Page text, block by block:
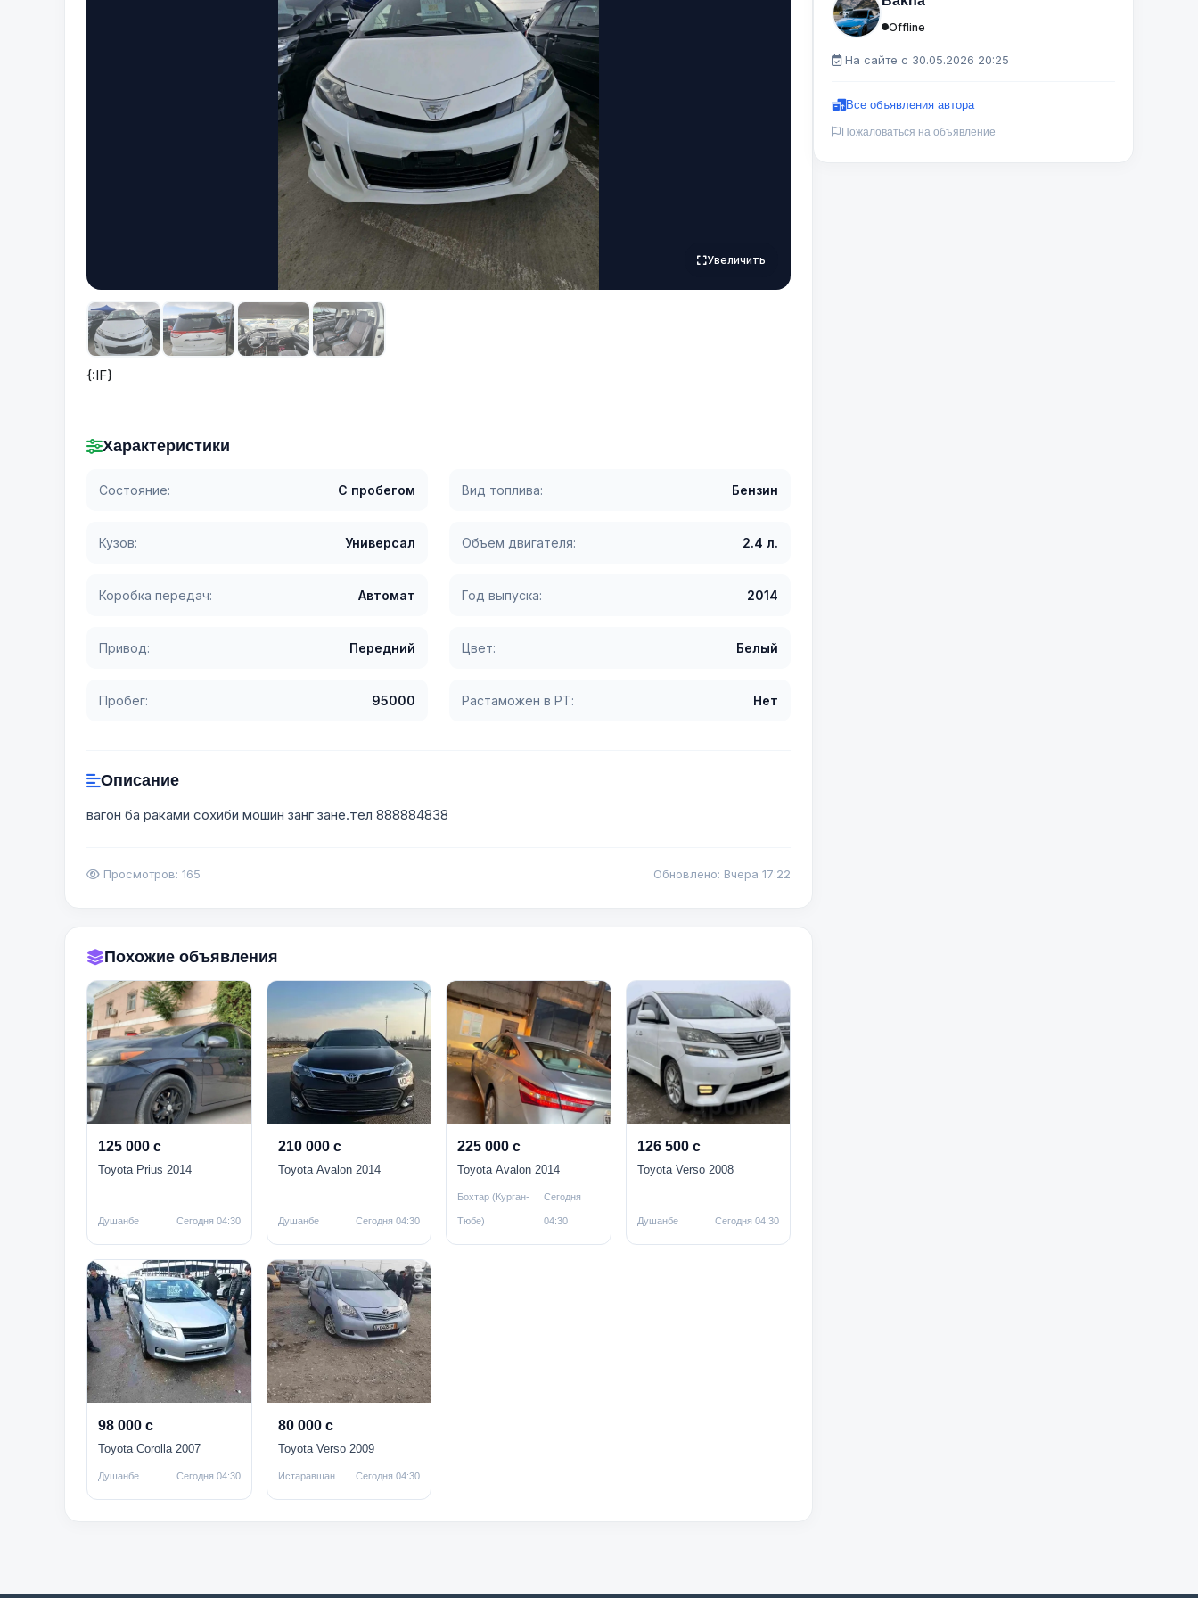
Увеличить
{:IF}
Характеристики
Состояние: С пробегом Вид топлива: Бензин
Кузов: Универсал Объем двигателя: 2.4 л.
Коробка передач: Автомат Год выпуска: 2014
Привод: Передний Цвет: Белый
Пробег: 95000 Растаможен в РТ: Нет
Описание
вагон ба раками сохиби мошин занг зане.тел 888884838
Просмотров: 165 Обновлено: Вчера 17:22
Похожие объявления
125 000 с
Toyota Prius 2014
Душанбе Сегодня 04:30
210 000 с
Toyota Avalon 2014
Душанбе Сегодня 04:30
225 000 с
Toyota Avalon 2014
Бохтар (Курган-
Тюбе)
Сегодня
04:30
126 500 с
Toyota Verso 2008
Душанбе Сегодня 04:30
98 000 с
Toyota Corolla 2007
Душанбе Сегодня 04:30
80 000 с
Toyota Verso 2009
Истаравшан Сегодня 04:30
Offline
На сайте с 30.05.2026 20:25
Все объявления автора
Пожаловаться на объявление